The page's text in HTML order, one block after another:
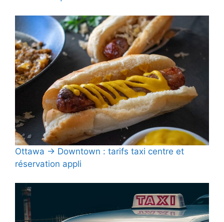
Ottawa → Downtown : tarifs taxi centre et
réservation appli